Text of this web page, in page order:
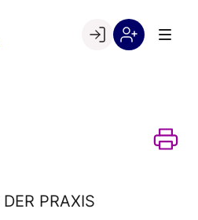
PRAXIS